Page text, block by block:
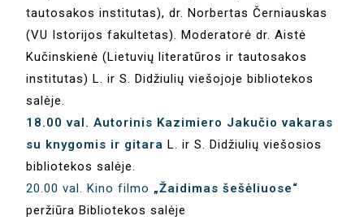
tautosakos institutas), dr. Norbertas Černiauskas
(VU Istorijos fakultetas). Moderatorė dr. Aistė
Kučinskienė (Lietuvių literatūros ir tautosakos
institutas) L. ir S. Didžiulių viešojoje bibliotekos
salėje.
18.00 val. Autorinis Kazimiero Jakučio vakaras
su knygomis ir gitara L. ir S. Didžiulių viešosios
bibliotekos salėje.
20.00 val. Kino filmo „Žaidimas šešėliuose“
peržiūra Bibliotekos salėje